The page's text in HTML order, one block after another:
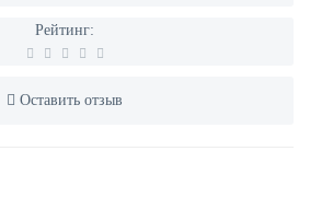
Рейтинг:
Оставить отзыв